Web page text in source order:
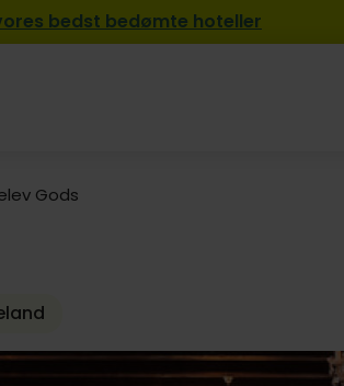
bedst bedømte hoteller
Gods